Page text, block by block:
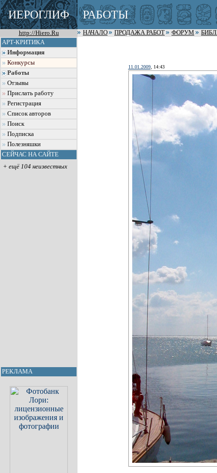
ИЕРОГЛИФ РАБОТЫ
http://Hiero.Ru НАЧАЛО ПРОДАЖА РАБОТ ФОРУМ
АРТ-КРИТИКА
Информация
Конкурсы
Работы
Отзывы
Прислать работу
Регистрация
Список авторов
Поиск
Подписка
Полезняшки
СЕЙЧАС НА САЙТЕ
+ ещё 104 неизвестных
РЕКЛАМА
11.01.2009, 14:43